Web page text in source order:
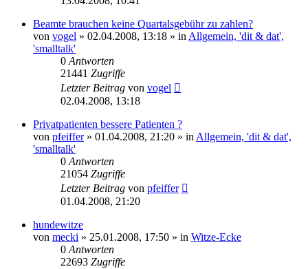
Beamte brauchen keine Quartalsgebühr zu zahlen?
von vogel » 02.04.2008, 13:18 » in Allgemein, 'dit & dat',
'smalltalk'
0 Antworten
21441 Zugriffe
Letzter Beitrag von vogel
02.04.2008, 13:18
Privatpatienten bessere Patienten ?
von pfeiffer» 01.04.2008, 21:20 » in Allgemein, 'dit & dat',
'smalltalk'
0 Antworten
21054 Zugriffe
Letzter Beitrag von pfeiffer
01.04.2008, 21:20
hundewitze
von mecki » 25.01.2008, 17:50 » in Witze-Ecke
0 Antworten
22693 Zugriffe